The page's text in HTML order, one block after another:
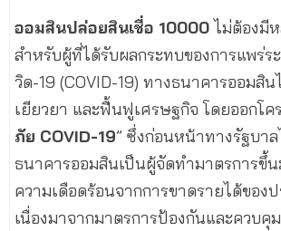
ออมสินปล่อยสินเชื่อ 10000 ไม่ต้องมี
สำหรับผู้ที่ได้รับผลกระทบของการแพร่ร
วิด-19 (COVID-19) ทางธนาคารออมสิ
เยียวยา และฟื้นฟูเศรษฐกิจ โดยออกโค
ภัย COVID-19” ซึ่งก่อนหน้าทางรัฐบา
ธนาคารออมสินเป็นผู้จัดทำมาตรการขึ้น
ความเดือดร้อนจากการขาดรายได้ของ
เนื่องมาจากมาตรการป้องกันและควบคุ